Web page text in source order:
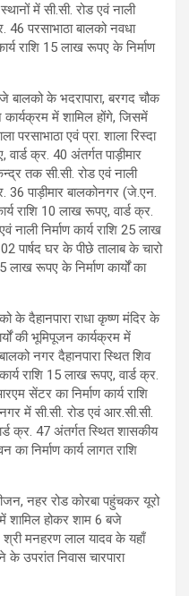
में सी.सी. रोड एवं नाली
46 परसाभाठा बालको नवधा
राशि 15 लाख रूपए के निर्माण
बालको के भदरापारा, बरगद चौक
कार्यक्रम में शामिल होंगे, जिसमें
परसाभाठा एवं प्रा. शाला रिस्दा
वार्ड क्र. 40 अंतर्गत पाड़ीमार
तक सी.सी. रोड एवं नाली
36 पाड़ीमार बालकोनगर (जे.एन.
राशि 10 लाख रूपए, वार्ड क्र.
नाली निर्माण कार्य राशि 25 लाख
पार्षद घर के पीछे तालाब के चारो
लाख रूपए के निर्माण कार्यों का
के दैहानपारा राधा कृष्ण मंदिर के
की भूमिपूजन कार्यक्रम में
नगर दैहानपारा स्थित शिव
राशि 15 लाख रूपए, वार्ड क्र.
सेंटर का निर्माण कार्य राशि
में सी.सी. रोड एवं आर.सी.सी.
क्र. 47 अंतर्गत स्थित शासकीय
निर्माण कार्य लागत राशि
नहर रोड कोरबा पहुंचकर यूरो
शामिल होकर शाम 6 बजे
श्री मनहरण लाल यादव के यहाँ
के उपरांत निवास चारपारा